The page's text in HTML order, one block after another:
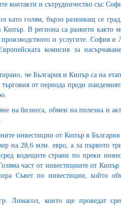
контакти и сътрудничество със
като голям, бързо развиващ се
В региона са развити както
производството и услугите. София и
комисия за
че България и Кипър са на
от периода преди
на бизнеса, обмен на полезна и
инвестиции от Кипър в България
на 28,6 млн. евро, а за първото
водещите страни по преки
част от инвестициите от Кипър
Съвет по инвестиции, който
Лимасол, които ще проведат